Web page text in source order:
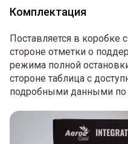
Комплектация
Поставляется в коробке
стороне отметки о
режима полной
стороне таблица с
подробными данными по